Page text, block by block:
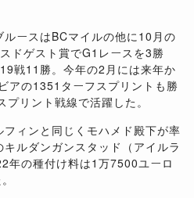
ースはBCマイルの他に10月の
ドゲスト賞でG1レースを3勝
戦11勝。今年の2月には来年か
アの1351ターフスプリントも勝
リント戦線で活躍した。
ィンと同じくモハメド殿下が率
ルダンガンスタッド（アイルラ
年の種付け料は1万7500ユーロ